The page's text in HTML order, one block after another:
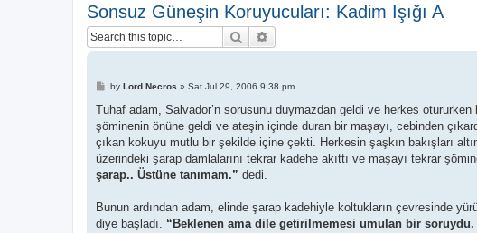
Sonsuz Güneşin Koruyucuları: Kadim Işığı A
Search
P
s
by Lord Necros » Sat Jul 29, 2006 9:38 pm
Tuhaf adam, Salvador’n sorusunu duymazdan geldi ve herkes
şöminenin önüne geldi ve ateşin içinde duran bir maşayı, cebinden
çıkan kokuyu mutlu bir şekilde içine çekti. Herkesin şaşkın bakışları
üzerindeki şarap damlalarını tekrar kadehe akıttı ve maşayı tekrar
şarap.. Üstüne tanımam.” dedi.
Bunun ardından adam, elinde şarap kadehiyle koltukların çevresinde
diye başladı. “Beklenen ama dile getirilmemesi umulan bir